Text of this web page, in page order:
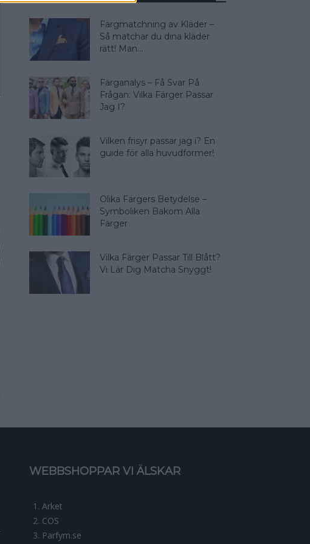
Färgmatchning av Kläder –
Så matchar du dina kläder
rätt! Man...
Färganalys – Få Svar På
Frågan: Vilka Färger Passar
Jag I?
Vilken frisyr passar jag i? En
guide för alla huvudformer!
Olika Färgers Betydelse –
Symboliken Bakom Alla
Färger
Vilka Färger Passar Till Blått?
Vi Lär Dig Matcha Snyggt!
WEBBSHOPPAR VI ÄLSKAR
Arket
COS
Parfym.se